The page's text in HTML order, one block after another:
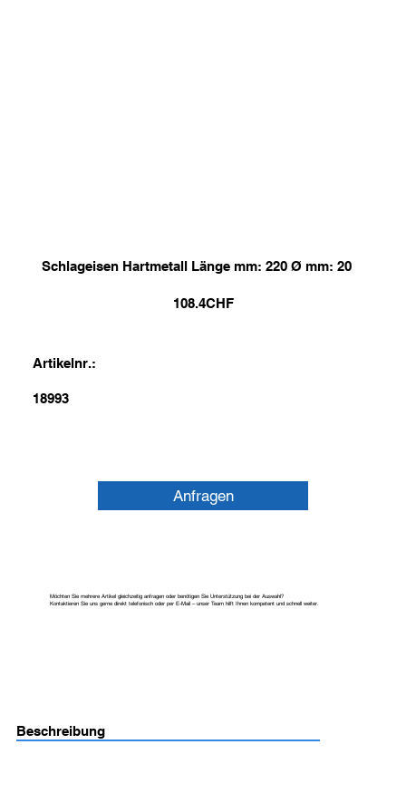
Schlageisen Hartmetall Länge mm: 220 Ø mm: 20
108.4CHF
Artikelnr.:
18993
Anfragen
Möchten Sie mehrere Artikel gleichzeitig anfragen oder benötigen Sie Unterstützung bei der Auswahl?
Kontaktieren Sie uns gerne direkt telefonisch oder per E-Mail – unser Team hilft Ihnen kompetent und schnell weiter.
Beschreibung